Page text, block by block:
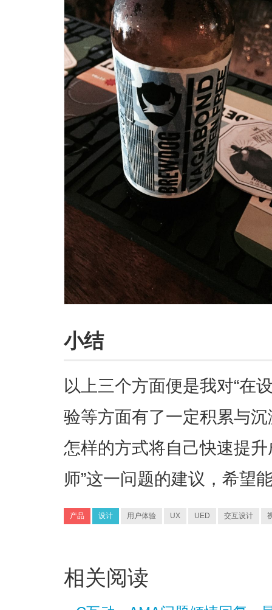
小结
以上三个方面便是我对“在
验等方面有了一定积累与
怎样的方式将自己快速提
师”这一问题的建议，希望
产品 设计 用户体验 UX UED 交互设计
相关阅读